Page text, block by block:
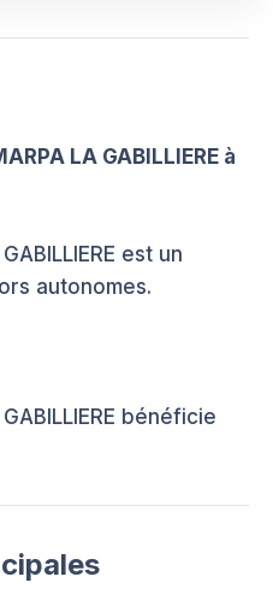
LA GABILLIERE à
est un
autonomes.
bénéficie